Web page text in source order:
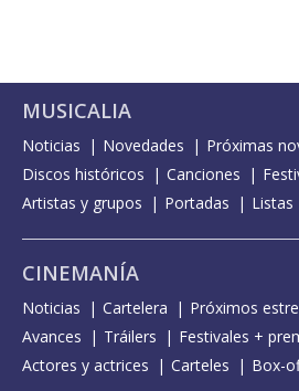
MUSICALIA
Noticias Novedades
Próximas
Discos históricos
Canciones
Artistas y grupos
Portadas Listas
CINEMANÍA
Noticias Cartelera Próximos
Avances
Tráilers
Festivales +
Actores y actrices
Carteles Box-